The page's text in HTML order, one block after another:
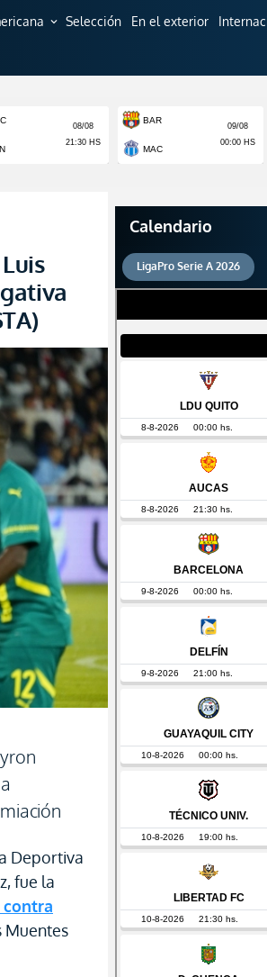
expand_more Selección En el exterior
Deportiva
fue la
Muentes
Calendario
LigaPro Serie A 2026